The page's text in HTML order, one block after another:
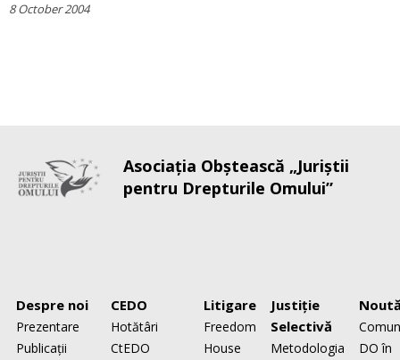
8 October 2004
Asociaţia Obştească „Juriştii
pentru Drepturile Omului”
Despre noi
Prezentare
Publicaţii
CEDO
Hotătâri
CtEDO
Litigare
Freedom
House
Justiţie
Selectivă
Metodologia
DO în